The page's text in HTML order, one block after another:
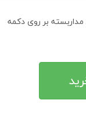
بر روی دکمه